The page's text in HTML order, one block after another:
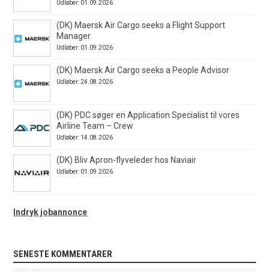
Udløber: 01.09.2026
(DK) Maersk Air Cargo seeks a Flight Support
Manager
Udløber: 01.09.2026
(DK) Maersk Air Cargo seeks a People Advisor
Udløber: 24.08.2026
(DK) PDC søger en Application Specialist til vores
Airline Team – Crew
Udløber: 14.08.2026
(DK) Bliv Apron-flyveleder hos Naviair
Udløber: 01.09.2026
Indryk jobannonce
SENESTE KOMMENTARER